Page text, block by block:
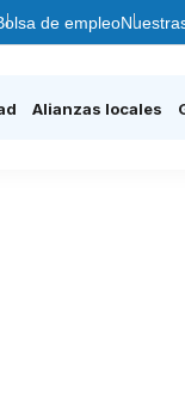
de empleo
Alianzas locales